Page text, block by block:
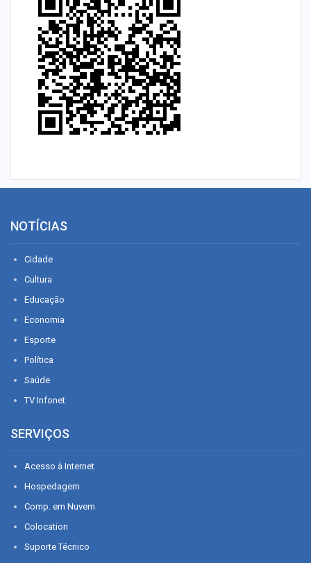
NOTÍCIAS
Cidade
Cultura
Educação
Economia
Esporte
Política
Saúde
TV Infonet
SERVIÇOS
Acesso à Internet
Hospedagem
Comp. em Nuvem
Colocation
Suporte Técnico